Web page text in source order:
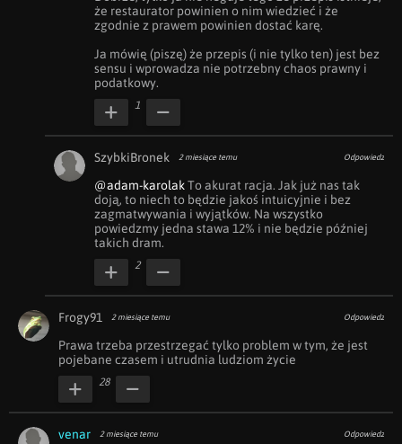
że restaurator powinien o nim wiedzieć i że
zgodnie z prawem powinien dostać karę.
Ja mówię (piszę) że przepis (i nie tylko ten) jest bez
sensu i wprowadza nie potrzebny chaos prawny i
podatkowy.
1
SzybkiBronek 2 miesiące temu Odpowiedz
@adam-karolak To akurat racja. Jak już nas tak
doją, to niech to będzie jakoś intuicyjnie i bez
zagmatwywania i wyjątków. Na wszystko
powiedzmy jedna stawa 12% i nie będzie później
takich dram.
2
Frogy91 2 miesiące temu Odpowiedz
Prawa trzeba przestrzegać tylko problem w tym, że jest
pojebane czasem i utrudnia ludziom życie
28
venar 2 miesiące temu Odpowiedz